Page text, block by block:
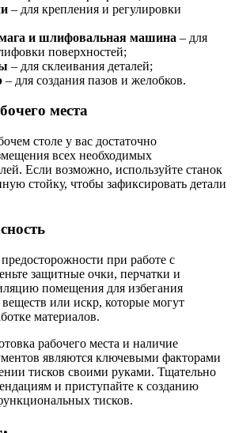
– для крепления и регулировки
и шлифовальная машина – для
поверхностей;
– для склеивания деталей;
– для создания пазов и желобков.
места
столе у вас достаточно
всех необходимых
Если возможно, используйте станок
стойку, чтобы зафиксировать детали
при работе с
защитные очки, перчатки и
помещения для избегания
или искр, которые могут
материалов.
рабочего места и наличие
являются ключевыми факторами
тисков своими руками. Тщательно
и приступайте к созданию
тисков.